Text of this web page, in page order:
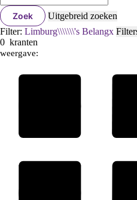
Zoek
Uitgebreid zoeken
Filter: Limburg\\\\\\\'s Belangx
0 kranten
weergave: